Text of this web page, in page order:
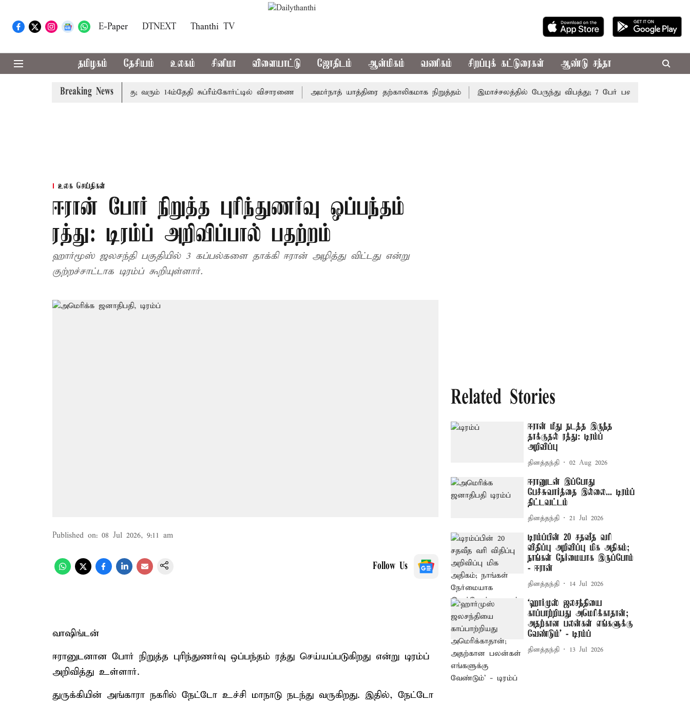
E-Paper DTNEXT Thanthi TV
தமிழகம் தேசியம் உலகம் சினிமா விளையாட்டு ஜோதிடம் ஆன்மிகம் வணிகம் சிறப்புக் கட்டுரைகள் ஆண்டு சந்தா
Breaking News
அரசுப்பணி வழக்கு; வரும் 14ம்தேதி சுப்ரீம்கோர்ட்டில் விசாரணை அமர்நாத் யாத்திரை தற்காலிகமாக நிறுத்தம் இமாச்சலத்தில் பேருந்து விபத்து; 7 பேர் பலி - பிரதமர் மோடி
உலக செய்திகள்
ஈரான் போர் நிறுத்த புரிந்துணர்வு ஒப்பந்தம்
ரத்து: டிரம்ப் அறிவிப்பால் பதற்றம்
ஹார்மூஸ் ஜலசந்தி பகுதியில் 3 கப்பல்களை தாக்கி ஈரான் அழித்து விட்டது என்று
குற்றச்சாட்டாக டிரம்ப் கூறியுள்ளார்.
Published on: 08 Jul 2026, 9:11 am
Follow Us
வாஷிங்டன்
ஈரானுடனான போர் நிறுத்த புரிந்துணர்வு ஒப்பந்தம் ரத்து செய்யப்படுகிறது என்று டிரம்ப்
அறிவித்து உள்ளார்.
துருக்கியின் அங்காரா நகரில் நேட்டோ உச்சி மாநாடு நடந்து வருகிறது. இதில், நேட்டோ
Related Stories
ஈரான் மீது நடத்த இருந்த
தாக்குதல் ரத்து: டிரம்ப்
அறிவிப்பு
தினத்தந்தி 02 Aug 2026
ஈரானுடன் இப்போது
பேச்சுவார்த்தை இல்லை... டிரம்ப்
திட்டவட்டம்
தினத்தந்தி 21 Jul 2026
டிரம்ப்பின் 20 சதவீத வரி
விதிப்பு அறிவிப்பு மிக அதிகம்;
நாங்கள் நேர்மையாக இருப்போம்
- ஈரான்
தினத்தந்தி 14 Jul 2026
‘ஹார்முஸ் ஜலசந்தியை
காப்பாற்றியது அமெரிக்காதான்;
அதற்கான பலன்கள் எங்களுக்கு
வேண்டும்’ - டிரம்ப்
தினத்தந்தி 13 Jul 2026